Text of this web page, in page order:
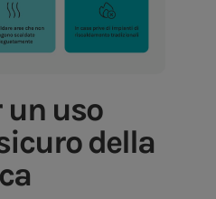
un uso
della